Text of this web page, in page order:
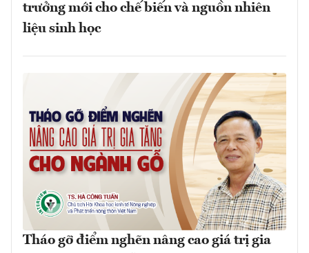
trưởng mới cho chế biến và nguồn nhiên
liệu sinh học
Tháo gỡ điểm nghẽn nâng cao giá trị gia